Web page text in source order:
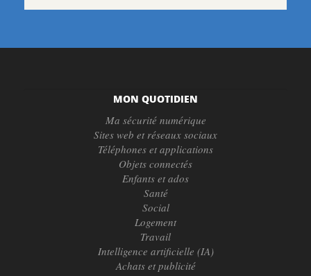
MON QUOTIDIEN
Ma sécurité numérique
Sites web et réseaux sociaux
Téléphones et applications
Objets connectés
Enfants et ados
Santé
Social
Logement
Travail
Intelligence artificielle (IA)
Achats et publicité